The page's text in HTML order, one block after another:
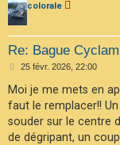
colorale
Re: Bague
M
s
a
g
e
25 févr. 2026, 22:00
Moi je me mets en
faut le remplacer!!
souder sur le centre
de dégripant, un